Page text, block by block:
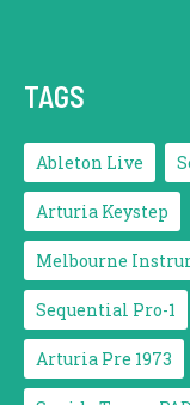
TAGS
Ableton Live
Arturia Keystep
Melbourne
Sequential Pro-1
Arturia Pre 1973